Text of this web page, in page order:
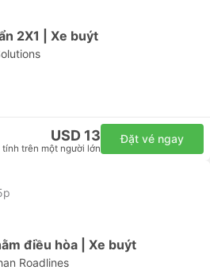
2X1 | Xe buýt
USD 13
tính trên một người lớn
Đặt vé ngay
điều hòa | Xe buýt
Roadlines